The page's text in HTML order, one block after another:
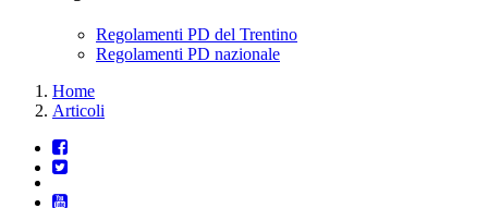
Regolamenti PD del Trentino
Regolamenti PD nazionale
Home
Articoli